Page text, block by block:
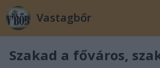
Vastagbőr
Szakad a főváros,